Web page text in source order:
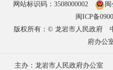
网站标识码：3508000002
闽
闽ICP备
版权所有：© 龙岩市人民政府
府办公
主办：龙岩市人民政府办公室